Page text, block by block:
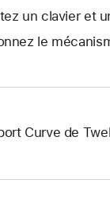
un clavier et
le
Curve de